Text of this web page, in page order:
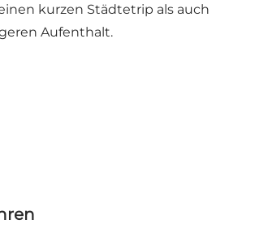
kurzen Städtetrip als auch
Aufenthalt.